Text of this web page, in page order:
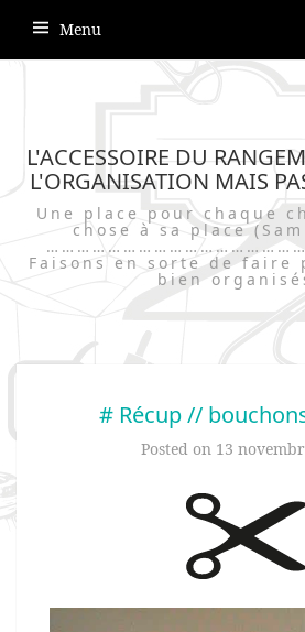
Menu
L'ACCESSOIRE DU
L'ORGANISATION MAIS
Une place pour chaque
chose à sa place
Faisons en sorte de faire
bien
# Récup //
Posted on 13